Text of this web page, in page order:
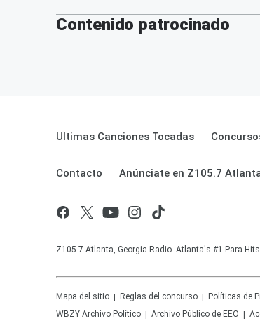
Contenido patrocinado
Ultimas Canciones Tocadas
Contacto Anúnciate en Z105.7
Z105.7 Atlanta, Georgia Radio. Atlanta's #1 Para
Mapa del sitio Reglas del concurso Políticas de
WBZY Archivo Político Archivo Público de EEO